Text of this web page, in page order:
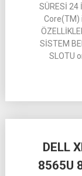
SÜRESİ 24
Core(TM)
SİSTEM
SLOTU
DELL
8565U